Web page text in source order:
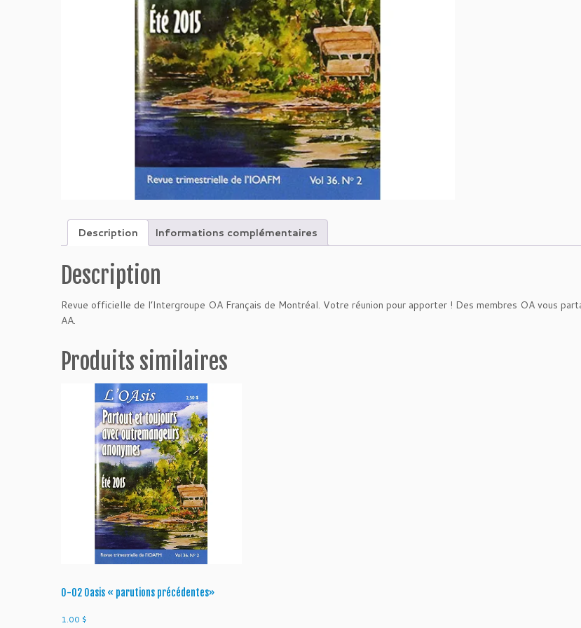
Description Informations complémentaires
Description
Revue officielle de l’Intergroupe OA Français de Montréal. Votre réunion pour apporter ! Des membres OA vous
AA.
Produits similaires
O-02 Oasis « parutions précédentes»
1.00 $